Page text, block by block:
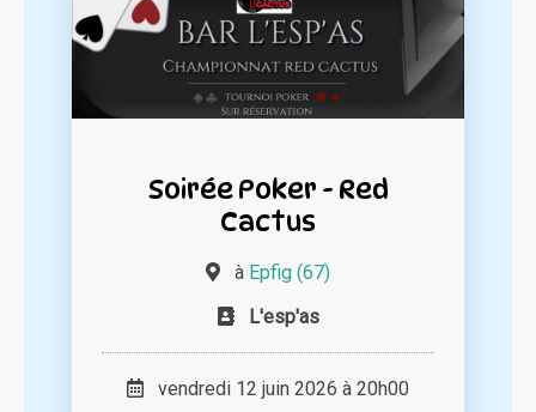
Soirée Poker - Red
Cactus
à Epfig (67)
L'esp'as
vendredi 12 juin 2026 à 20h00